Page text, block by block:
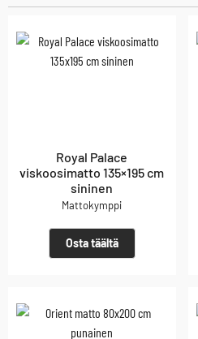
Royal Palace
viskoosimatto 135×195 cm
sininen
Mattokymppi
Osta täältä